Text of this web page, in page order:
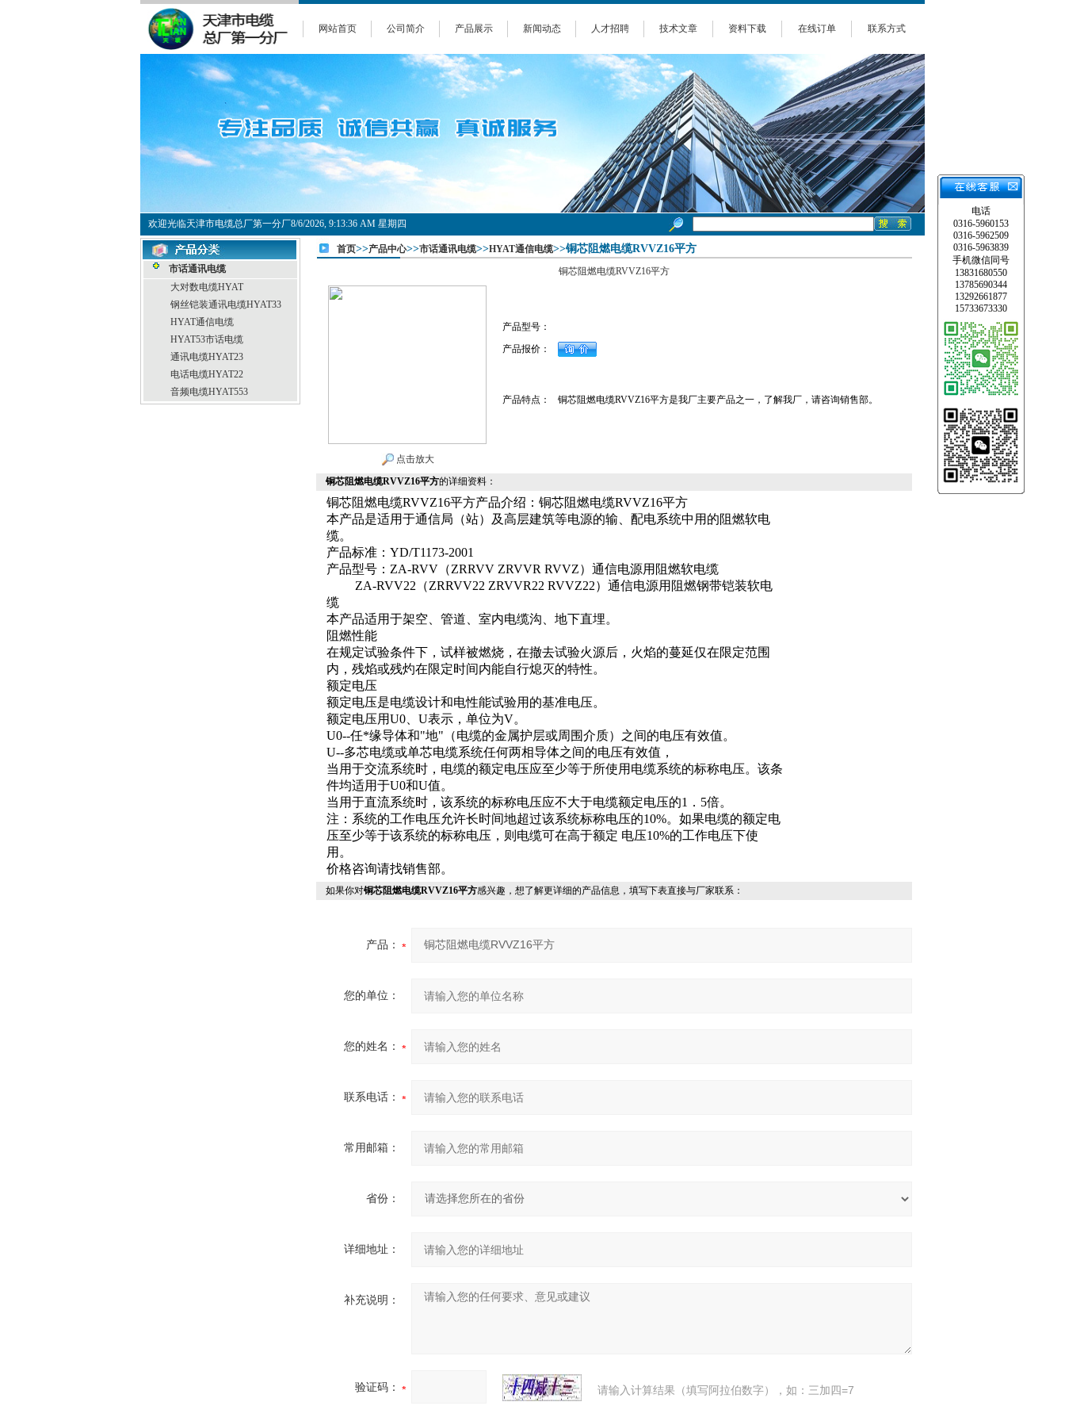
网站首页 公司简介 产品展示 新闻动态 人才招聘 技术文章 资料下载 在线订单 联系方式
欢迎光临天津市电缆总厂第一分厂8/6/2026, 9:13:36 AM 星期四
市话通讯电缆
大对数电缆HYAT
钢丝铠装通讯电缆HYAT33
HYAT通信电缆
HYAT53市话电缆
通讯电缆HYAT23
电话电缆HYAT22
音频电缆HYAT553
首页>>产品中心>>市话通讯电缆>>HYAT通信电缆>>铜芯阻燃电缆RVVZ16平方
铜芯阻燃电缆RVVZ16平方
点击放大
产品型号：
产品报价：
产品特点： 铜芯阻燃电缆RVVZ16平方是我厂主要产品之一，了解我厂，请咨询销售部。
铜芯阻燃电缆RVVZ16平方的详细资料：
铜芯阻燃电缆RVVZ16平方产品介绍：铜芯阻燃电缆RVVZ16平方
本产品是适用于通信局（站）及高层建筑等电源的输、配电系统中用的阻燃软电
缆。
产品标准：YD/T1173-2001
产品型号：ZA-RVV（ZRRVV ZRVVR RVVZ）通信电源用阻燃软电缆
ZA-RVV22（ZRRVV22 ZRVVR22 RVVZ22）通信电源用阻燃钢带铠装软电
缆
本产品适用于架空、管道、室内电缆沟、地下直埋。
阻燃性能
在规定试验条件下，试样被燃烧，在撤去试验火源后，火焰的蔓延仅在限定范围
内，残焰或残灼在限定时间内能自行熄灭的特性。
额定电压
额定电压是电缆设计和电性能试验用的基准电压。
额定电压用U0、U表示，单位为V。
U0--任*缘导体和"地"（电缆的金属护层或周围介质）之间的电压有效值。
U--多芯电缆或单芯电缆系统任何两相导体之间的电压有效值，
当用于交流系统时，电缆的额定电压应至少等于所使用电缆系统的标称电压。该条
件均适用于U0和U值。
当用于直流系统时，该系统的标称电压应不大于电缆额定电压的1．5倍。
注：系统的工作电压允许长时间地超过该系统标称电压的10%。如果电缆的额定电
压至少等于该系统的标称电压，则电缆可在高于额定 电压10%的工作电压下使
用。
价格咨询请找销售部。
如果你对铜芯阻燃电缆RVVZ16平方感兴趣，想了解更详细的产品信息，填写下表直接与厂家联系：
产品：
您的单位：
您的姓名：
联系电话：
常用邮箱：
省份：
详细地址：
补充说明：
验证码： 请输入计算结果（填写阿拉伯数字），如：三加四=7
电话
0316-5960153
0316-5962509
0316-5963839
手机微信同号
13831680550
13785690344
13292661877
15733673330